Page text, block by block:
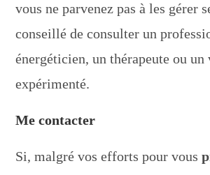
vous ne parvenez pas à les gérer
conseillé de consulter un
énergéticien, un thérapeute ou un
expérimenté.
Me contacter
Si, malgré vos efforts pour vous